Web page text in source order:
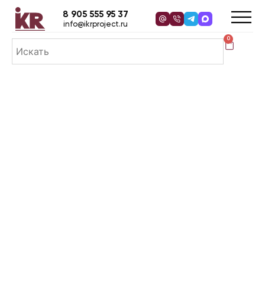
0
8 905 555 95 37
info@ikrproject.ru